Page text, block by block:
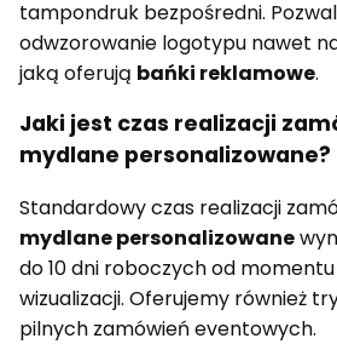
tampondruk bezpośredni.
odwzorowanie logotypu nawet
jaką oferują bańki reklamowe.
Jaki jest czas realizacji
mydlane personalizowane?
Standardowy czas realizacji
mydlane personalizowane
do 10 dni roboczych od
wizualizacji. Oferujemy również
pilnych zamówień eventowych.